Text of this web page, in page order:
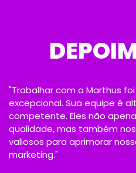
"Trabalhar com a Marthus
excepcional. Sua equipe é
competente. Eles não
qualidade, mas também
valiosos para aprimorar
marketing."